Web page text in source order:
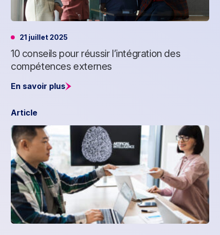
21 juillet 2025
10 conseils pour réussir l’intégration des
compétences externes
En savoir plus
Article